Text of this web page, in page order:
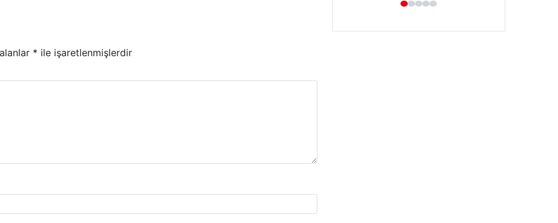
* ile işaretlenmişlerdir